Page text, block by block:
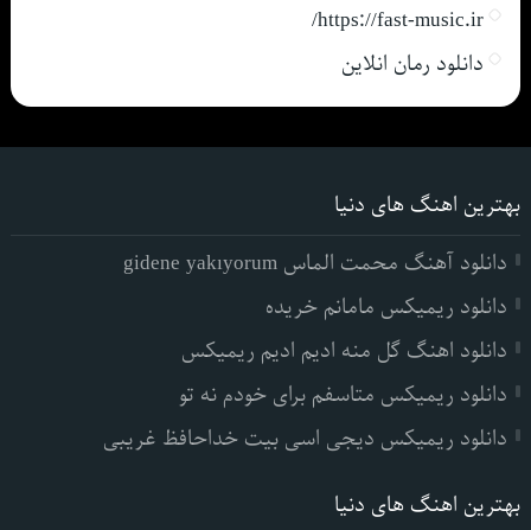
https://fast-music.ir/
دانلود رمان انلاین
بهترین اهنگ های دنیا
دانلود آهنگ محمت الماس gidene yakıyorum
دانلود ریمیکس مامانم خریده
دانلود اهنگ گل منه ادیم ادیم ریمیکس
دانلود ریمیکس متاسفم برای خودم نه تو
دانلود ریمیکس دیجی اسی بیت خداحافظ غریبی
بهترین اهنگ های دنیا